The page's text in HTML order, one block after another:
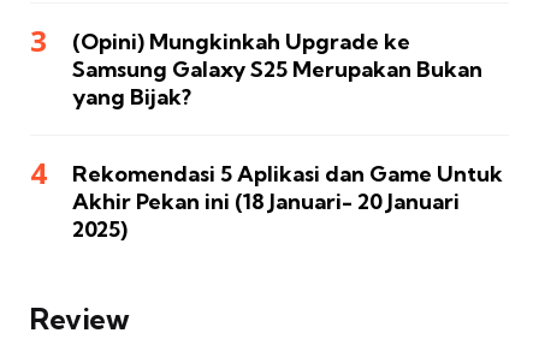
(Opini) Mungkinkah Upgrade ke
Samsung Galaxy S25 Merupakan Bukan
yang Bijak?
Rekomendasi 5 Aplikasi dan Game Untuk
Akhir Pekan ini (18 Januari- 20 Januari
2025)
Review